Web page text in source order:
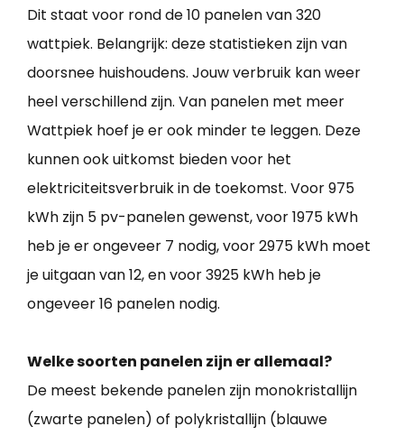
Dit staat voor rond de 10 panelen van 320
wattpiek. Belangrijk: deze statistieken zijn van
doorsnee huishoudens. Jouw verbruik kan weer
heel verschillend zijn. Van panelen met meer
Wattpiek hoef je er ook minder te leggen. Deze
kunnen ook uitkomst bieden voor het
elektriciteitsverbruik in de toekomst. Voor 975
kWh zijn 5 pv-panelen gewenst, voor 1975 kWh
heb je er ongeveer 7 nodig, voor 2975 kWh moet
je uitgaan van 12, en voor 3925 kWh heb je
ongeveer 16 panelen nodig.
Welke soorten panelen zijn er allemaal?
De meest bekende panelen zijn monokristallijn
(zwarte panelen) of polykristallijn (blauwe